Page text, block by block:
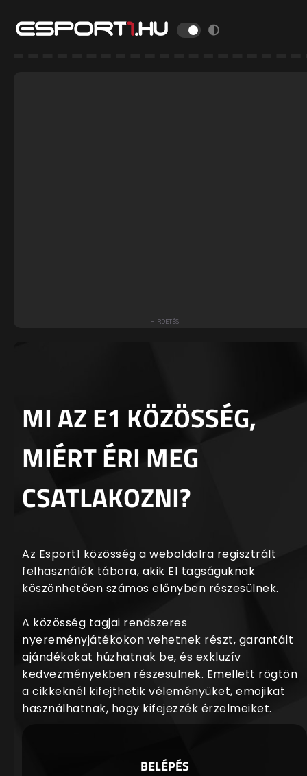
MI AZ E1 KÖZÖSSÉG,
MIÉRT ÉRI MEG
CSATLAKOZNI?
Az Esport1 közösség a weboldalra regisztrált
felhasználók tábora, akik E1 tagságuknak
köszönhetően számos előnyben részesülnek.
A közösség tagjai rendszeres
nyereményjátékokon vehetnek részt, garantált
ajándékokat húzhatnak be, és exkluzív
kedvezményekben részesülnek. Emellett rögtön
a cikkeknél kifejthetik véleményüket, emojikat
használhatnak, hogy kifejezzék érzelmeiket.
BELÉPÉS